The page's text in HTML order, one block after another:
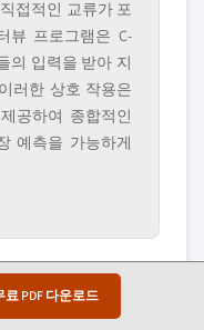
PDF 다운로드
접적인 교류가 포
뷰 프로그램은 C-
의 입력을 받아 지
러한 상호 작용은
공하여 종합적인
예측을 가능하게
석